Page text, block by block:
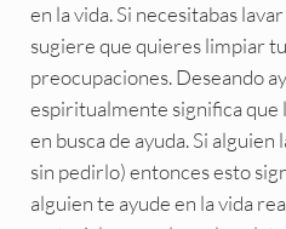
en la vida. Si necesitabas
sugiere que quieres limpiar
preocupaciones. Deseando
espiritualmente significa que
en busca de ayuda. Si
sin pedirlo) entonces esto
alguien te ayude en la vida